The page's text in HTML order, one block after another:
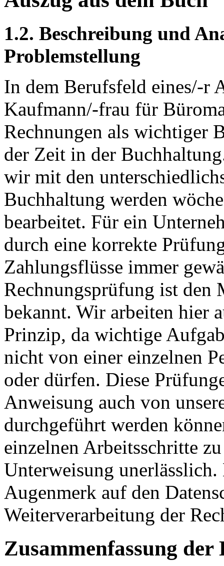
1.2. Beschreibung und
Problemstellung
In dem Berufsfeld eines/-r
Kaufmann/-frau für
Rechnungen als wichtiger
der Zeit in der
wir mit den
Buchhaltung werden
bearbeitet. Für ein
durch eine korrekte
Zahlungsflüsse immer
Rechnungsprüfung ist den
bekannt. Wir arbeiten hier
Prinzip, da wichtige
nicht von einer einzelnen
oder dürfen. Diese
Anweisung auch von
durchgeführt werden
einzelnen Arbeitsschritte
Unterweisung
Augenmerk auf den
Weiterverarbeitung der
Zusammenfassung der